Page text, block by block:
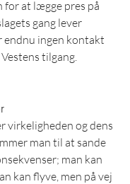
for at lægge pres på
gang lever
endnu ingen kontakt
tilgang.
virkeligheden og dens
man til at sande
man kan
kan flyve, men på vej